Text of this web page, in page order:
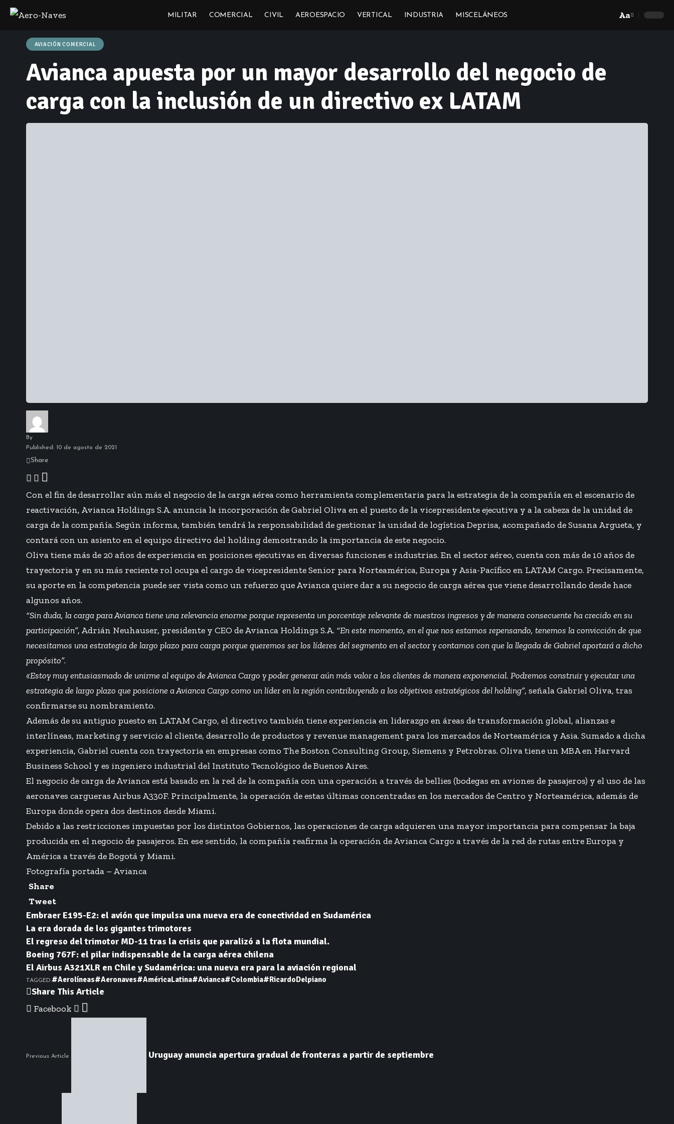
MILITAR COMERCIAL CIVIL AEROESPACIO VERTICAL INDUSTRIA MISCELÁNEOS
Font
Aa
AVIACIÓN COMERCIAL
Avianca apuesta por un mayor desarrollo del negocio de
carga con la inclusión de un directivo ex LATAM
By
Published: 10 de agosto de 2021
Share
Con el fin de desarrollar aún más el negocio de la carga aérea como herramienta complementaria para la estrategia de la compañía en el escenario de
reactivación, Avianca Holdings S.A. anuncia la incorporación de Gabriel Oliva en el puesto de la vicepresidente ejecutiva y a la cabeza de la unidad de
carga de la compañía. Según informa, también tendrá la responsabilidad de gestionar la unidad de logística Deprisa, acompañado de Susana Argueta, y
contará con un asiento en el equipo directivo del holding demostrando la importancia de este negocio.
Oliva tiene más de 20 años de experiencia en posiciones ejecutivas en diversas funciones e industrias. En el sector aéreo, cuenta con más de 10 años de
trayectoria y en su más reciente rol ocupa el cargo de vicepresidente Senior para Norteamérica, Europa y Asia-Pacífico en LATAM Cargo. Precisamente,
su aporte en la competencia puede ser vista como un refuerzo que Avianca quiere dar a su negocio de carga aérea que viene desarrollando desde hace
algunos años.
“Sin duda, la carga para Avianca tiene una relevancia enorme porque representa un porcentaje relevante de nuestros ingresos y de manera consecuente ha crecido en su
participación”, Adrián Neuhauser, presidente y CEO de Avianca Holdings S.A. “En este momento, en el que nos estamos repensando, tenemos la convicción de que
necesitamos una estrategia de largo plazo para carga porque queremos ser los líderes del segmento en el sector y contamos con que la llegada de Gabriel aportará a dicho
propósito”.
«Estoy muy entusiasmado de unirme al equipo de Avianca Cargo y poder generar aún más valor a los clientes de manera exponencial. Podremos construir y ejecutar una
estrategia de largo plazo que posicione a Avianca Cargo como un líder en la región contribuyendo a los objetivos estratégicos del holding”, señala Gabriel Oliva, tras
confirmarse su nombramiento.
Además de su antiguo puesto en LATAM Cargo, el directivo también tiene experiencia en liderazgo en áreas de transformación global, alianzas e
interlíneas, marketing y servicio al cliente, desarrollo de productos y revenue management para los mercados de Norteamérica y Asia. Sumado a dicha
experiencia, Gabriel cuenta con trayectoria en empresas como The Boston Consulting Group, Siemens y Petrobras. Oliva tiene un MBA en Harvard
Business School y es ingeniero industrial del Instituto Tecnológico de Buenos Aires.
El negocio de carga de Avianca está basado en la red de la compañía con una operación a través de bellies (bodegas en aviones de pasajeros) y el uso de las
aeronaves cargueras Airbus A330F. Principalmente, la operación de estas últimas concentradas en los mercados de Centro y Norteamérica, además de
Europa donde opera dos destinos desde Miami.
Debido a las restricciones impuestas por los distintos Gobiernos, las operaciones de carga adquieren una mayor importancia para compensar la baja
producida en el negocio de pasajeros. En ese sentido, la compañía reafirma la operación de Avianca Cargo a través de la red de rutas entre Europa y
América a través de Bogotá y Miami.
Fotografía portada – Avianca
Share
Tweet
Embraer E195-E2: el avión que impulsa una nueva era de conectividad en Sudamérica
La era dorada de los gigantes trimotores
El regreso del trimotor MD-11 tras la crisis que paralizó a la flota mundial.
Boeing 767F: el pilar indispensable de la carga aérea chilena
El Airbus A321XLR en Chile y Sudamérica: una nueva era para la aviación regional
TAGGED:#Aerolíneas#Aeronaves#AméricaLatina#Avianca#Colombia#RicardoDelpiano
Share This Article
Facebook
Previous Article Uruguay anuncia apertura gradual de fronteras a partir de septiembre